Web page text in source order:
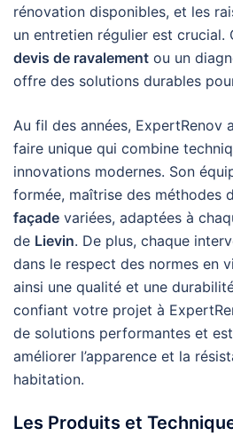
rénovation disponibles, et les
un entretien régulier est crucial.
devis de ravalement ou un
offre des solutions durables
Au fil des années, ExpertRenov
faire unique qui combine
innovations modernes. Son
formée, maîtrise des méthodes
façade variées, adaptées à
de Lievin. De plus, chaque
dans le respect des normes en
ainsi une qualité et une
confiant votre projet à
de solutions performantes et
améliorer l’apparence et la
habitation.
Les Produits et